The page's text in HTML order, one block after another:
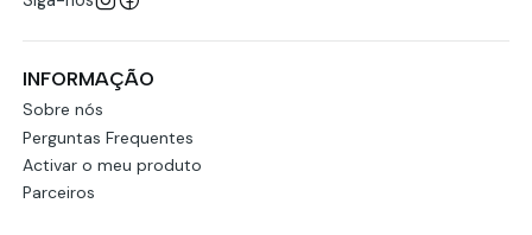
INFORMAÇÃO
Sobre nós
Perguntas Frequentes
Activar o meu produto
Parceiros